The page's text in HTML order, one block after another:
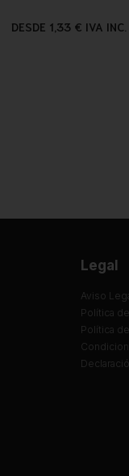
DESDE 1,33 € IVA INC.
Legal
Aviso
Política
Política